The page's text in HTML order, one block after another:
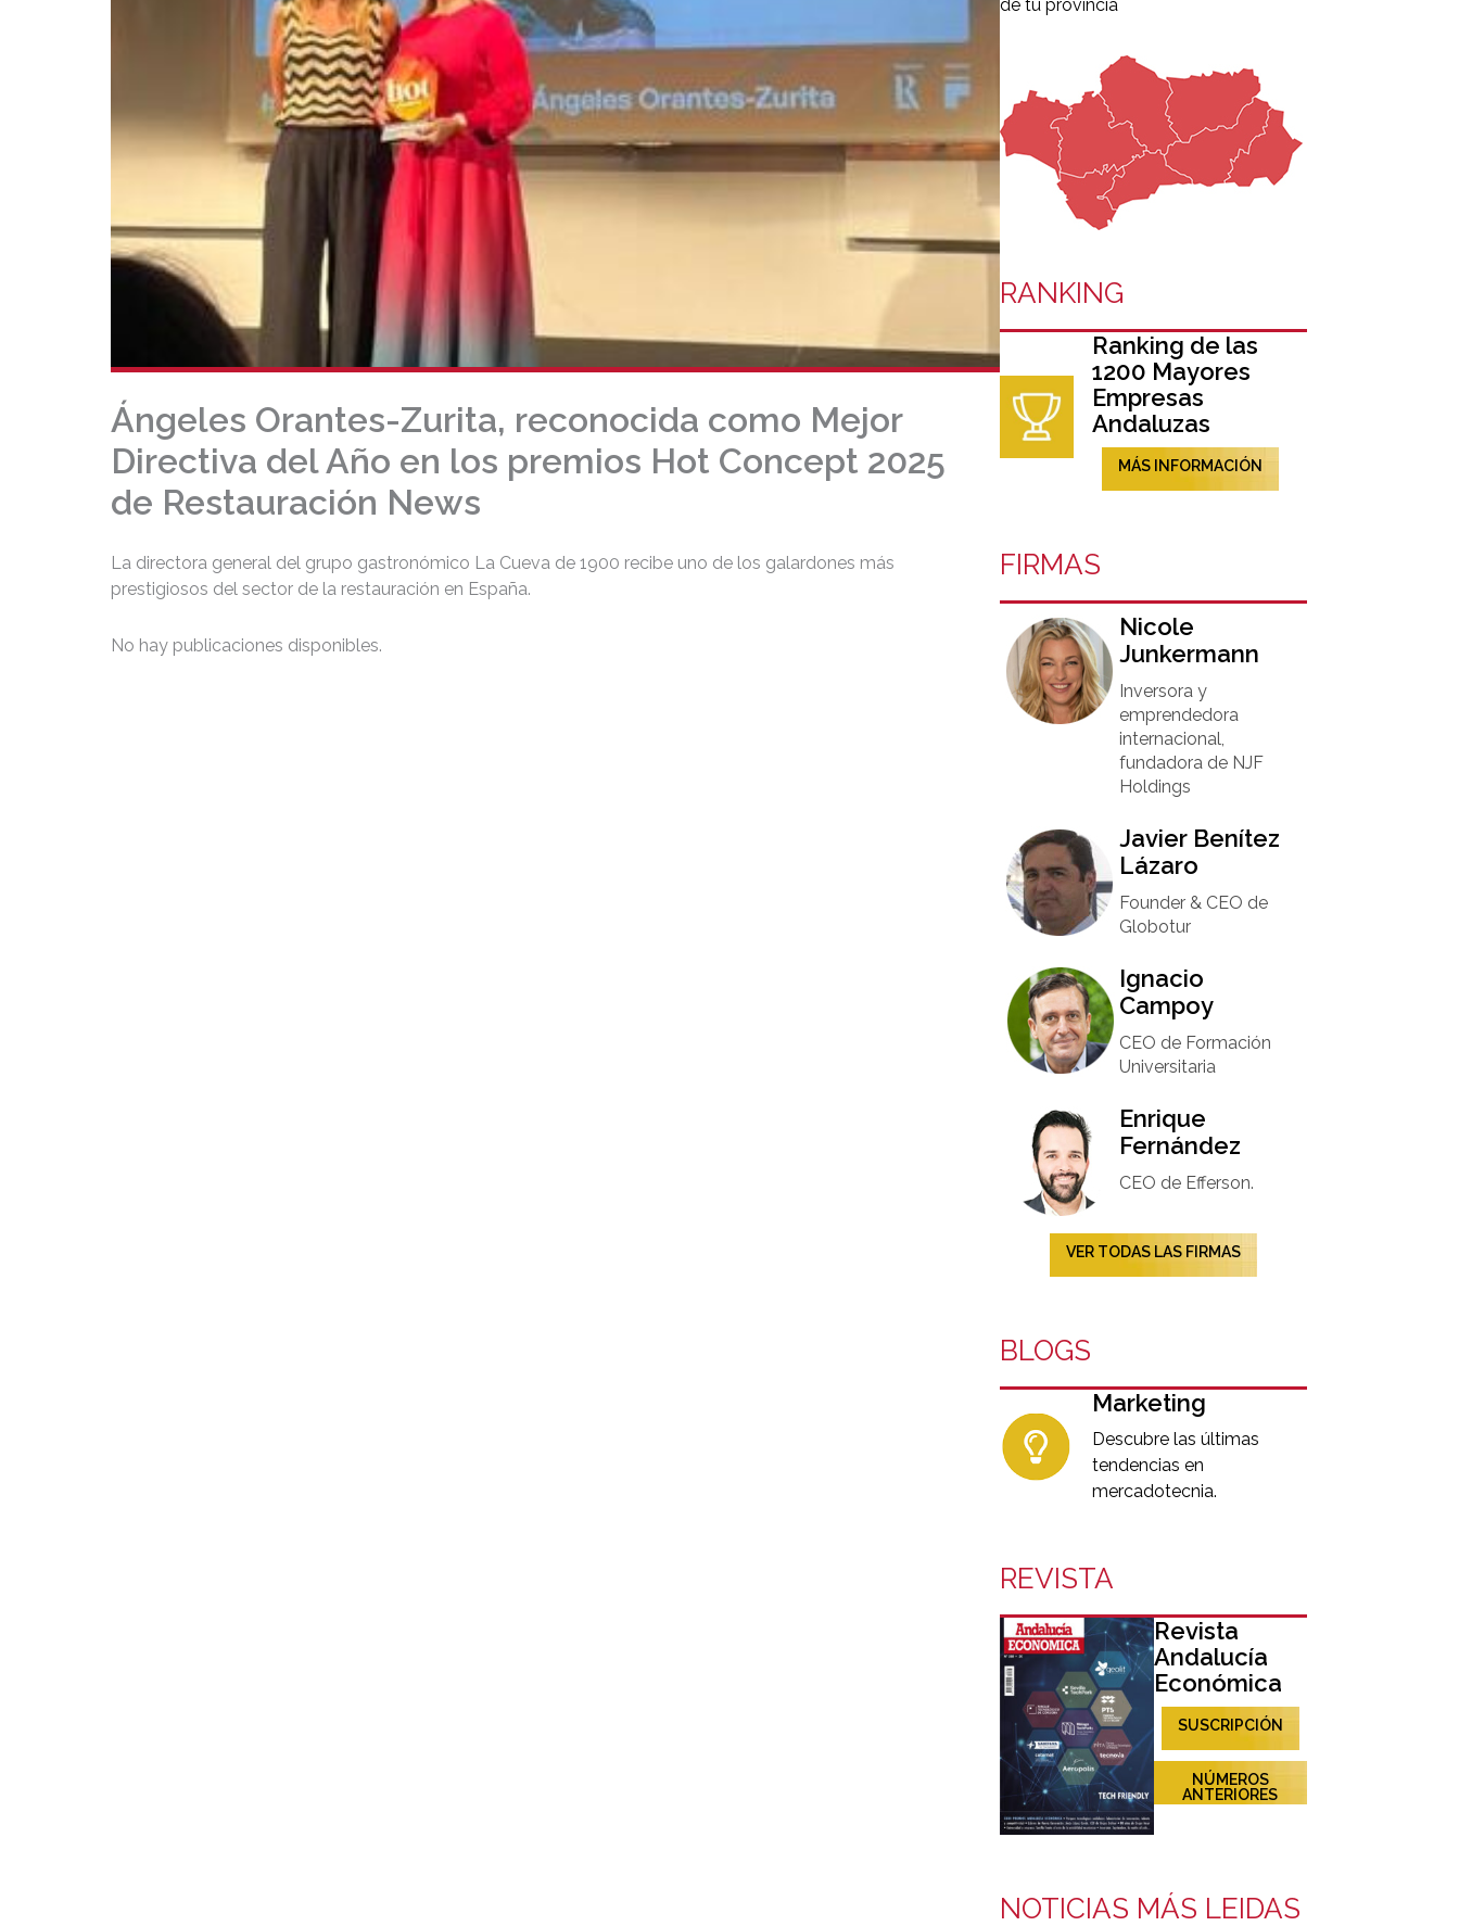
Ángeles Orantes-Zurita, reconocida como Mejor
Directiva del Año en los premios Hot Concept 2025
de Restauración News
La directora general del grupo gastronómico La Cueva de 1900 recibe uno de los galardones más
prestigiosos del sector de la restauración en España.
No hay publicaciones disponibles.
de tu provincia
RANKING
Ranking de las
1200 Mayores
Empresas
Andaluzas
MÁS INFORMACIÓN
FIRMAS
Nicole
Junkermann​
Inversora y
emprendedora
internacional,
fundadora de NJF
Holdings
Javier Benítez
Lázaro
Founder & CEO de
Globotur​
Ignacio
Campoy​
CEO de Formación
Universitaria​
Enrique
Fernández
CEO de Efferson.
VER TODAS LAS FIRMAS
BLOGS
Marketing
Descubre las últimas
tendencias en
mercadotecnia.
REVISTA
Revista
Andalucía
Económica
SUSCRIPCIÓN
NÚMEROS
ANTERIORES
NOTICIAS MÁS LEIDAS